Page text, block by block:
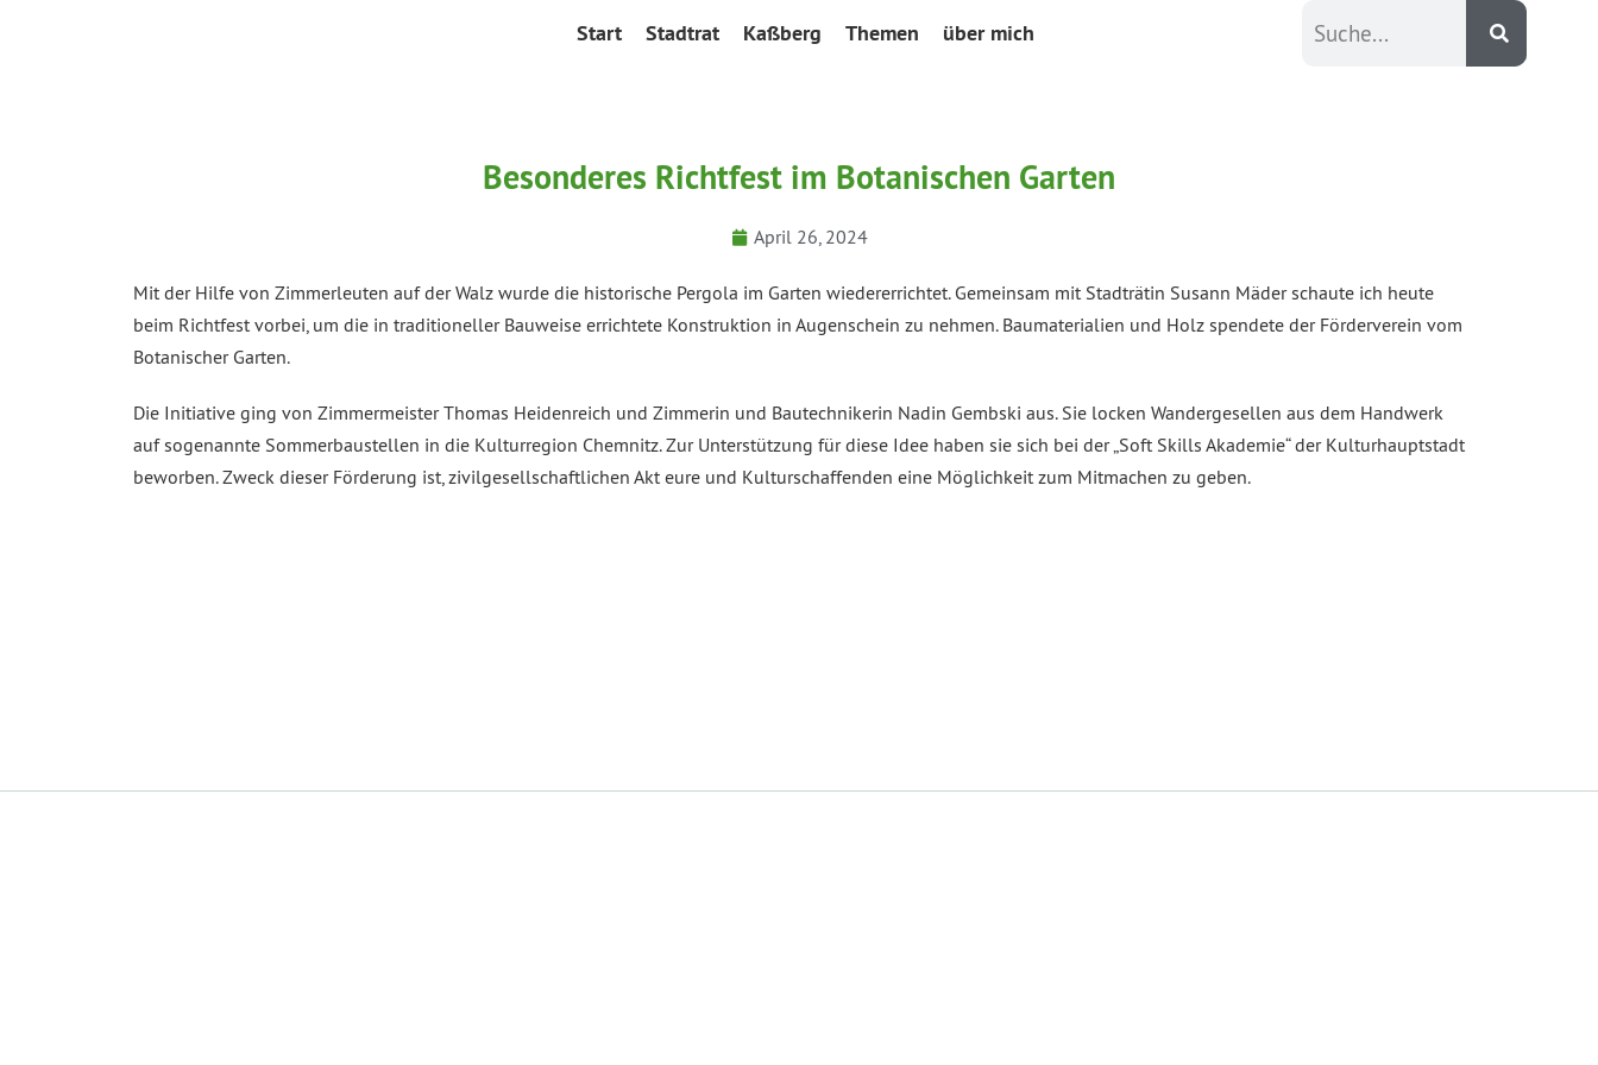
Start Stadtrat Kaßberg Themen über mich
Besonderes Richtfest im Botanischen Garten
April 26, 2024
Mit der Hilfe von Zimmerleuten auf der Walz wurde die historische Pergola im Garten wiedererrichtet. Gemeinsam mit Stadträtin Susann Mäder schaute ich heute
beim Richtfest vorbei, um die in traditioneller Bauweise errichtete Konstruktion in Augenschein zu nehmen. Baumaterialien und Holz spendete der Förderverein vom
Botanischer Garten.
Die Initiative ging von Zimmermeister Thomas Heidenreich und Zimmerin und Bautechnikerin Nadin Gembski aus. Sie locken Wandergesellen aus dem Handwerk
auf sogenannte Sommerbaustellen in die Kulturregion Chemnitz. Zur Unterstützung für diese Idee haben sie sich bei der „Soft Skills Akademie“ der Kulturhauptstadt
beworben. Zweck dieser Förderung ist, zivilgesellschaftlichen Akt eure und Kulturschaffenden eine Möglichkeit zum Mitmachen zu geben.